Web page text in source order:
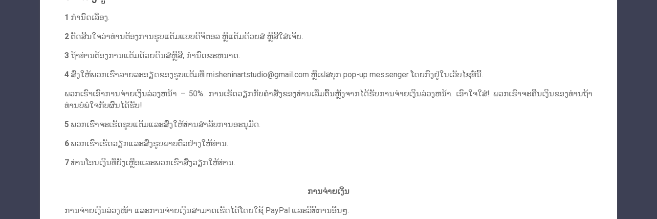
1 ກໍານົດເລື່ອງ.
2 ຕັດສິນໃຈວ່າທ່ານຕ້ອງການຮູບແຕ້ມແບບດິຈິຕອລ ຫຼືແຕ້ມດ້ວຍສໍ ຫຼືສີໃສ່ເຈ້ຍ.
3 ຖ້າທ່ານຕ້ອງການແຕ້ມດ້ວຍດິນສໍຫຼືສີ, ກໍານົດຂະຫນາດ.
4 ສົ່ງໃຫ້ພວກເຮົາລາຍລະອຽດຂອງຮູບແຕ້ມທີ່ misheninartstudio@gmail.com ຫຼືເຟສບຸກ pop-up messenger ໂດຍກົງຢູ່ໃນເວັບໄຊທ໌ນີ້.
ພວກເຮົາເອົາການຈ່າຍເງິນລ່ວງຫນ້າ – 50%. ການເຮັດວຽກກັບຄໍາສັ່ງຂອງທ່ານເລີ່ມຕົ້ນຫຼັງຈາກໄດ້ຮັບການຈ່າຍເງິນລ່ວງຫນ້າ. ເອົາໃຈໃສ່! ພວກເຮົາຈະຄືນເງິນຂອງທ່ານຖ້າ
ທ່ານບໍ່ພໍໃຈກັບຜົນໄດ້ຮັບ!
5 ພວກເຮົາຈະເຮັດຮູບແຕ້ມແລະສົ່ງໃຫ້ທ່ານສໍາລັບການອະນຸມັດ.
6 ພວກເຮົາເຮັດວຽກແລະສົ່ງຮູບພາບຕົວຢ່າງໃຫ້ທ່ານ.
7 ທ່ານໂອນເງິນທີ່ຍັງເຫຼືອແລະພວກເຮົາສົ່ງວຽກໃຫ້ທ່ານ.
ການຈ່າຍເງິນ
ການຈ່າຍເງິນລ່ວງໜ້າ ແລະການຈ່າຍເງິນສາມາດເຮັດໄດ້ໂດຍໃຊ້ PayPal ແລະວິທີການອື່ນໆ.